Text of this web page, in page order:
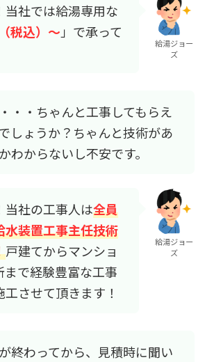
当社では給湯専用な
税込）～ 」で承って
給湯ジョー
ズ
・・ちゃんと工事してもらえ
しょうか？ちゃんと技術があ
わからないし不安です。
当社の工事人は全員
水装置工事主任技術
戸建てからマンショ
まで経験豊富な工事
させて頂きます！
給湯ジョー
ズ
終わってから、見積時に聞い